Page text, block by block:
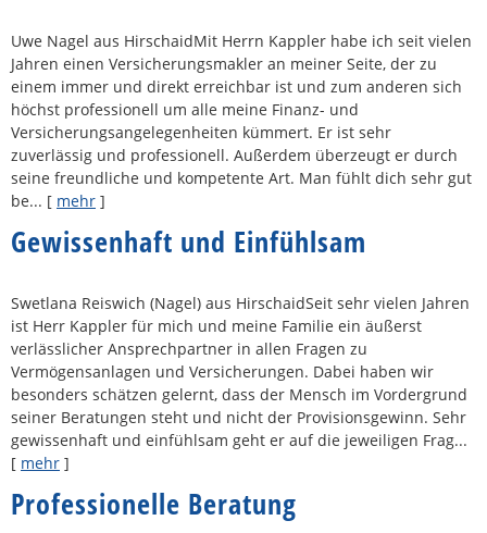
Uwe Nagel aus HirschaidMit Herrn Kappler habe ich seit vielen
Jahren einen Ver­sicherungs­makler an meiner Seite, der zu
einem immer und direkt erreichbar ist und zum anderen sich
höchst professionell um alle meine Finanz- und
Versicherungsangelegenheiten kümmert. Er ist sehr
zuverlässig und professionell. Außerdem überzeugt er durch
seine freundliche und kompetente Art. Man fühlt dich sehr gut
be... [ mehr ]
Gewissenhaft und Einfühlsam
Swetlana Reiswich (Nagel) aus HirschaidSeit sehr vielen Jahren
ist Herr Kappler für mich und meine Familie ein äußerst
verlässlicher Ansprechpartner in allen Fragen zu
Vermögensanlagen und Versicherungen. Dabei haben wir
besonders schätzen gelernt, dass der Mensch im Vordergrund
seiner Beratungen steht und nicht der Provisionsgewinn. Sehr
gewissenhaft und einfühlsam geht er auf die jeweiligen Frag...
[ mehr ]
Professionelle Beratung